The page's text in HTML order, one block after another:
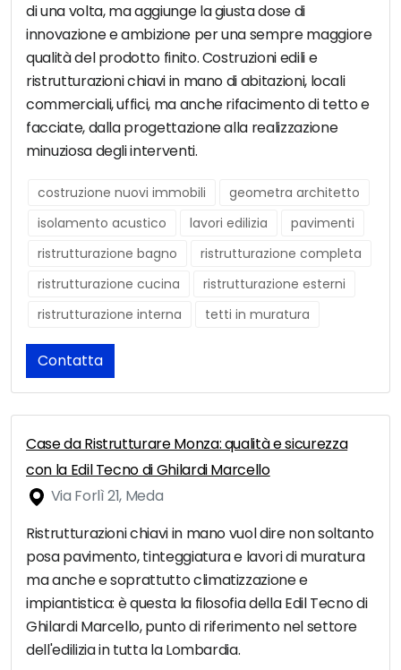
di una volta, ma aggiunge la giusta dose di
innovazione e ambizione per una sempre maggiore
qualità del prodotto finito. Costruzioni edili e
ristrutturazioni chiavi in mano di abitazioni, locali
commerciali, uffici, ma anche rifacimento di tetto e
facciate, dalla progettazione alla realizzazione
minuziosa degli interventi.
costruzione nuovi immobili
geometra architetto
isolamento acustico
lavori edilizia
pavimenti
ristrutturazione bagno
ristrutturazione completa
ristrutturazione cucina
ristrutturazione esterni
ristrutturazione interna
tetti in muratura
Contatta
Case da Ristrutturare Monza: qualità e sicurezza
con la Edil Tecno di Ghilardi Marcello
Via Forlì 21, Meda
Ristrutturazioni chiavi in mano vuol dire non soltanto
posa pavimento, tinteggiatura e lavori di muratura
ma anche e soprattutto climatizzazione e
impiantistica: è questa la filosofia della Edil Tecno di
Ghilardi Marcello, punto di riferimento nel settore
dell'edilizia in tutta la Lombardia.